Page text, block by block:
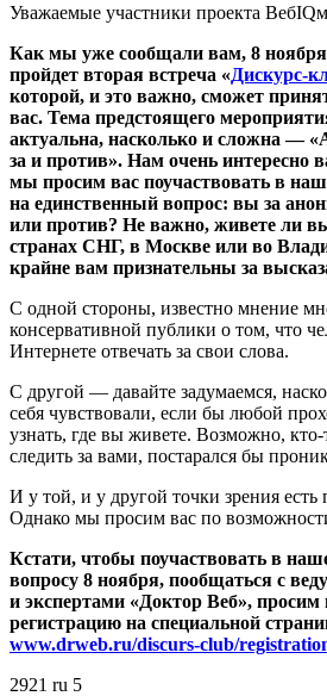
Уважаемые участники проекта
Как мы уже сообщали вам, 8
пройдет вторая встреча «Дискурс-
которой, и это важно, сможет
вас. Тема предстоящего
актуальна, насколько и сложна —
за и против». Нам очень интересно
мы просим вас поучаствовать в
на единственный вопрос: вы за
или против? Не важно, живете ли
странах СНГ, в Москве или во
крайне вам признательны за
С одной стороны, известно мнение
консервативной публики о том, что
Интернете отвечать за свои слова.
С другой — давайте задумаемся,
себя чувствовали, если бы любой
узнать, где вы живете. Возможно,
следить за вами, постарался бы
И у той, и у другой точки зрения
Однако мы просим вас по
Кстати, чтобы поучаствовать в
вопросу 8 ноября, пообщаться с
и экспертами «Доктор Веб», просим
регистрацию на специальной
www.drweb.ru/discurs-club/
2921 ru 5